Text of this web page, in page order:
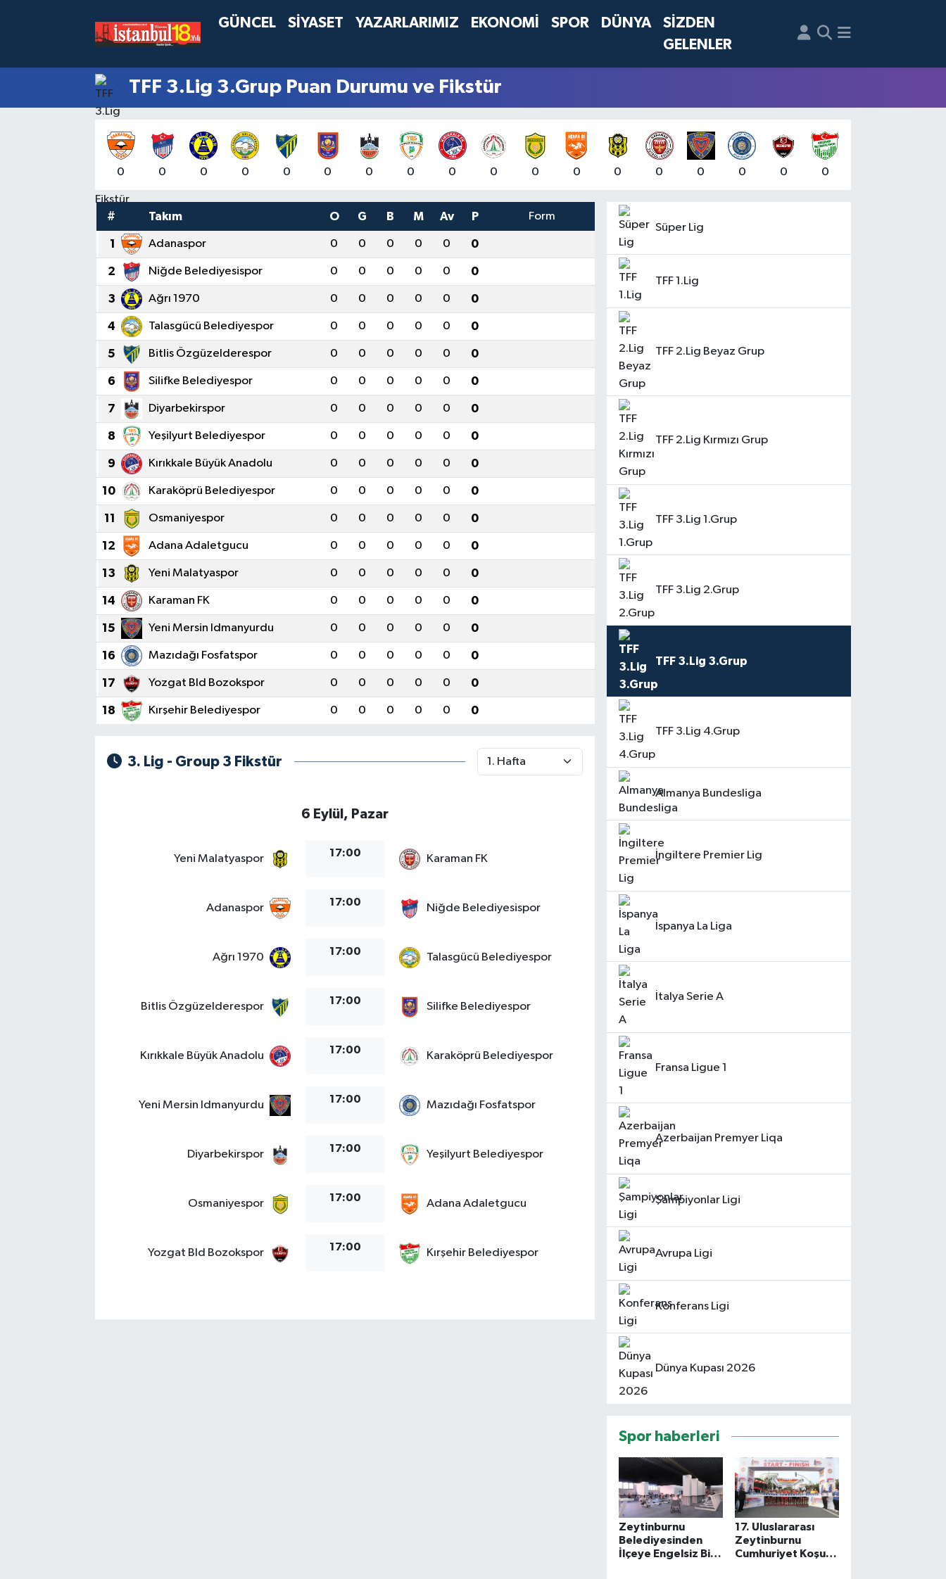
GÜNCEL SİYASET YAZARLARIMIZ EKONOMİ SPOR DÜNYA
SİZDEN
GELENLER
TFF 3.Lig 3.Grup Puan Durumu ve Fikstür
0 0 0 0 0 0 0 0 0 0 0 0 0 0 0 0 0 0
# Takım O G B M Av P Form
1 Adanaspor 0 0 0 0 0 0
2 Niğde Belediyesispor 0 0 0 0 0 0
3 Ağrı 1970 0 0 0 0 0 0
4 Talasgücü Belediyespor 0 0 0 0 0 0
5 Bitlis Özgüzelderespor 0 0 0 0 0 0
6 Silifke Belediyespor 0 0 0 0 0 0
7 Diyarbekirspor 0 0 0 0 0 0
8 Yeşilyurt Belediyespor 0 0 0 0 0 0
9 Kırıkkale Büyük Anadolu 0 0 0 0 0 0
10 Karaköprü Belediyespor 0 0 0 0 0 0
11 Osmaniyespor 0 0 0 0 0 0
12 Adana Adaletgucu 0 0 0 0 0 0
13 Yeni Malatyaspor 0 0 0 0 0 0
14 Karaman FK 0 0 0 0 0 0
15 Yeni Mersin Idmanyurdu 0 0 0 0 0 0
16 Mazıdağı Fosfatspor 0 0 0 0 0 0
17 Yozgat Bld Bozokspor 0 0 0 0 0 0
18 Kırşehir Belediyespor 0 0 0 0 0 0
3. Lig - Group 3 Fikstür
6 Eylül, Pazar
Yeni Malatyaspor
17:00
Karaman FK
Adanaspor
17:00
Niğde Belediyesispor
Ağrı 1970
17:00
Talasgücü Belediyespor
Bitlis Özgüzelderespor
17:00
Silifke Belediyespor
Kırıkkale Büyük Anadolu
17:00
Karaköprü Belediyespor
Yeni Mersin Idmanyurdu
17:00
Mazıdağı Fosfatspor
Diyarbekirspor
17:00
Yeşilyurt Belediyespor
Osmaniyespor
17:00
Adana Adaletgucu
Yozgat Bld Bozokspor
17:00
Kırşehir Belediyespor
Süper Lig
TFF 1.Lig
TFF 2.Lig Beyaz Grup
TFF 2.Lig Kırmızı Grup
TFF 3.Lig 1.Grup
TFF 3.Lig 2.Grup
TFF 3.Lig 3.Grup
TFF 3.Lig 4.Grup
Almanya Bundesliga
İngiltere Premier Lig
İspanya La Liga
İtalya Serie A
Fransa Ligue 1
Azerbaijan Premyer Liqa
Şampiyonlar Ligi
Avrupa Ligi
Konferans Ligi
Dünya Kupası 2026
Spor haberleri
Zeytinburnu
Belediyesinden
İlçeye Engelsiz Bir
17. Uluslararası
Zeytinburnu
Cumhuriyet Koşusu